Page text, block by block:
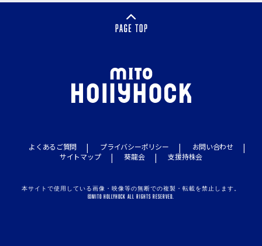
よくあるご質問 プライバシーポリシー
お問い合わせ
サイトマップ
葵龍会 支援持株会
本サイトで使用している画像・映像等の無断での複製・転載を禁止します。
©MITO HOLLYHOCK ALL RIGHTS RESERVED.